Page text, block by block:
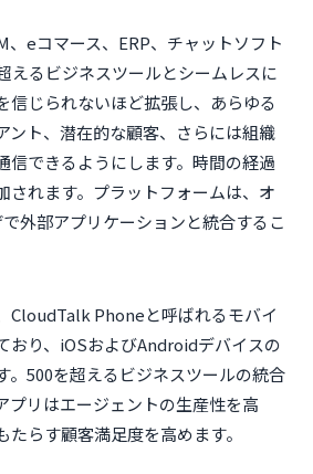
eコマース、ERP、チャットソフト
えるビジネスツールとシームレスに
信じられないほど拡張し、あらゆる
ント、潜在的な顧客、さらには組織
信できるようにします。時間の経過
されます。プラットフォームは、オ
外部アプリケーションと統合するこ
CloudTalk Phoneと呼ばれるモバイ
おり、iOSおよびAndroidデバイスの
。500を超えるビジネスツールの統合
プリはエージェントの生産性を高
たらす顧客満足度を高めます。